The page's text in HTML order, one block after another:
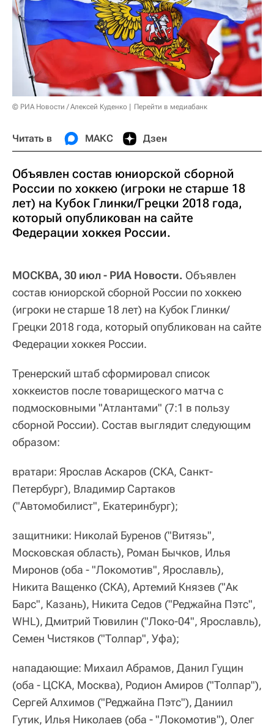
© РИА Новости / Алексей Куденко Перейти в медиабанк
Читать в МАКС Дзен
Объявлен состав юниорской сборной
России по хоккею (игроки не старше 18
лет) на Кубок Глинки/Грецки 2018 года,
который опубликован на сайте
Федерации хоккея России.
МОСКВА, 30 июл - РИА Новости. Объявлен
состав юниорской сборной России по хоккею
(игроки не старше 18 лет) на Кубок Глинки/
Грецки 2018 года, который опубликован на сайте
Федерации хоккея России.
Тренерский штаб сформировал список
хоккеистов после товарищеского матча с
подмосковными "Атлантами" (7:1 в пользу
сборной России). Состав выглядит следующим
образом:
вратари: Ярослав Аскаров (СКА, Санкт-
Петербург), Владимир Сартаков
("Автомобилист", Екатеринбург);
защитники: Николай Буренов ("Витязь",
Московская область), Роман Бычков, Илья
Миронов (оба - "Локомотив", Ярославль),
Никита Ващенко (СКА), Артемий Князев ("Ак
Барс", Казань), Никита Седов ("Реджайна Пэтс",
WHL), Дмитрий Тювилин ("Локо-04", Ярославль),
Семен Чистяков ("Толпар", Уфа);
нападающие: Михаил Абрамов, Данил Гущин
(оба - ЦСКА, Москва), Родион Амиров ("Толпар"),
Сергей Алхимов ("Реджайна Пэтс"), Даниил
Гутик, Илья Николаев (оба - "Локомотив"), Олег